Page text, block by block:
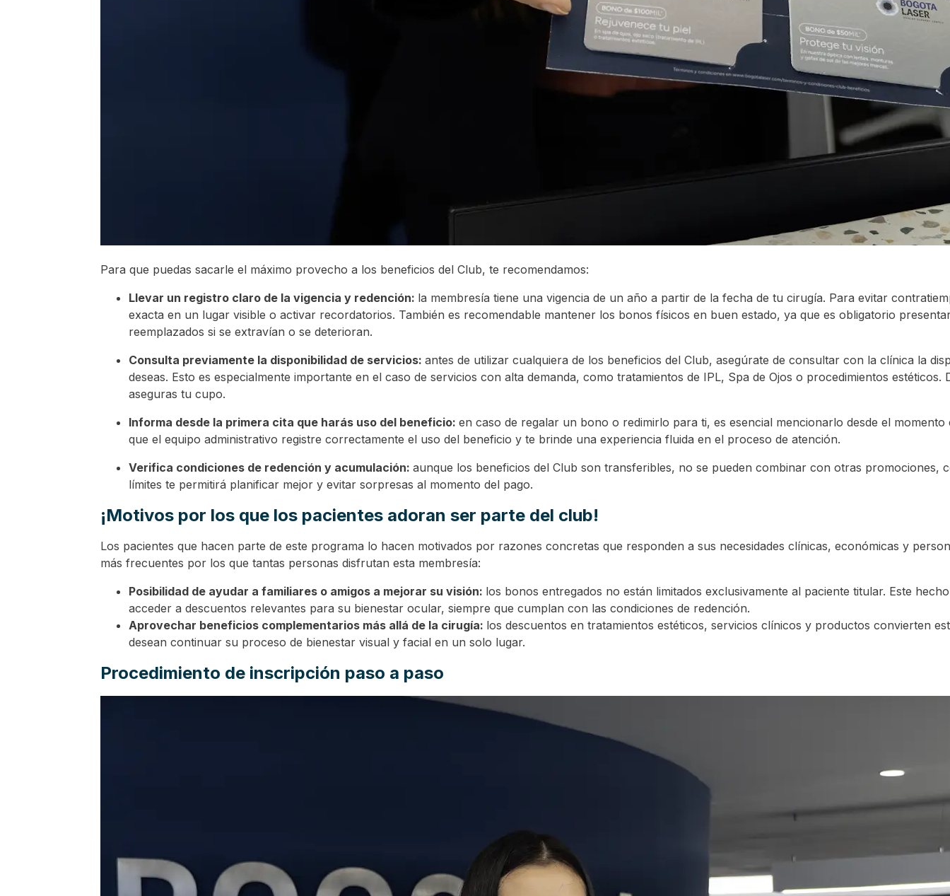
Para que puedas sacarle el máximo provecho a los beneficios del Club, te recomendamos:
Llevar un registro claro de la vigencia y redención: la membresía tiene una vigencia de un año a partir de la fecha de tu cirugía. Para evitar
exacta en un lugar visible o activar recordatorios. También es recomendable mantener los bonos físicos en buen estado, ya que es obligatorio
reemplazados si se extravían o se deterioran.
Consulta previamente la disponibilidad de servicios: antes de utilizar cualquiera de los beneficios del Club, asegúrate de consultar con la clínica la
deseas. Esto es especialmente importante en el caso de servicios con alta demanda, como tratamientos de IPL, Spa de Ojos o procedimientos estéticos.
aseguras tu cupo.
Informa desde la primera cita que harás uso del beneficio: en caso de regalar un bono o redimirlo para ti, es esencial mencionarlo desde el
que el equipo administrativo registre correctamente el uso del beneficio y te brinde una experiencia fluida en el proceso de atención.
Verifica condiciones de redención y acumulación: aunque los beneficios del Club son transferibles, no se pueden combinar con otras promociones,
límites te permitirá planificar mejor y evitar sorpresas al momento del pago.
¡Motivos por los que los pacientes adoran ser parte del club!
Los pacientes que hacen parte de este programa lo hacen motivados por razones concretas que responden a sus necesidades clínicas, económicas y
más frecuentes por los que tantas personas disfrutan esta membresía:
Posibilidad de ayudar a familiares o amigos a mejorar su visión: los bonos entregados no están limitados exclusivamente al paciente titular. Este
acceder a descuentos relevantes para su bienestar ocular, siempre que cumplan con las condiciones de redención.
Aprovechar beneficios complementarios más allá de la cirugía: los descuentos en tratamientos estéticos, servicios clínicos y productos convierten
desean continuar su proceso de bienestar visual y facial en un solo lugar.
Procedimiento de inscripción paso a paso